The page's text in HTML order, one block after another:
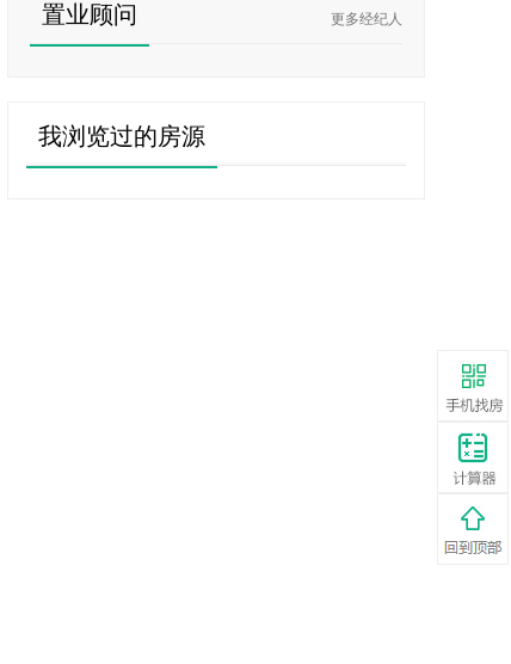
置业顾问 更多经纪人
我浏览过的房源